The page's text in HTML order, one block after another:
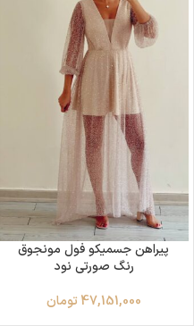
پیراهن جسمیکو فول مونجوق
رنگ صورتی نود
47,151,000 تومان